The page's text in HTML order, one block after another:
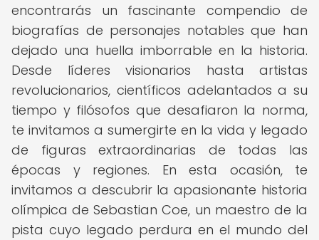
encontrarás un fascinante compendio de
biografías de personajes notables que han
dejado una huella imborrable en la historia.
Desde líderes visionarios hasta artistas
revolucionarios, científicos adelantados a su
tiempo y filósofos que desafiaron la norma,
te invitamos a sumergirte en la vida y legado
de figuras extraordinarias de todas las
épocas y regiones. En esta ocasión, te
invitamos a descubrir la apasionante historia
olímpica de Sebastian Coe, un maestro de la
pista cuyo legado perdura en el mundo del